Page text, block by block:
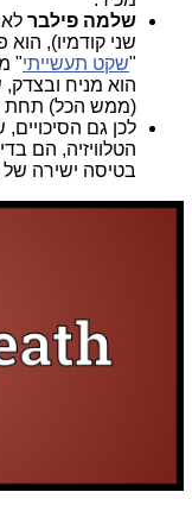
שלמה פילבר
שני קודמיו), הוא
"שקט תעשייתי"
הוא מניח
(ממש הכל) תחת
לכן גם
הטלוויזיה, הם
בטיסה ישירה